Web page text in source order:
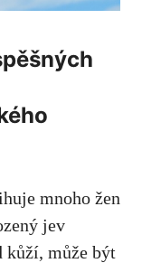
mnoho žen
jev
kůží, může být